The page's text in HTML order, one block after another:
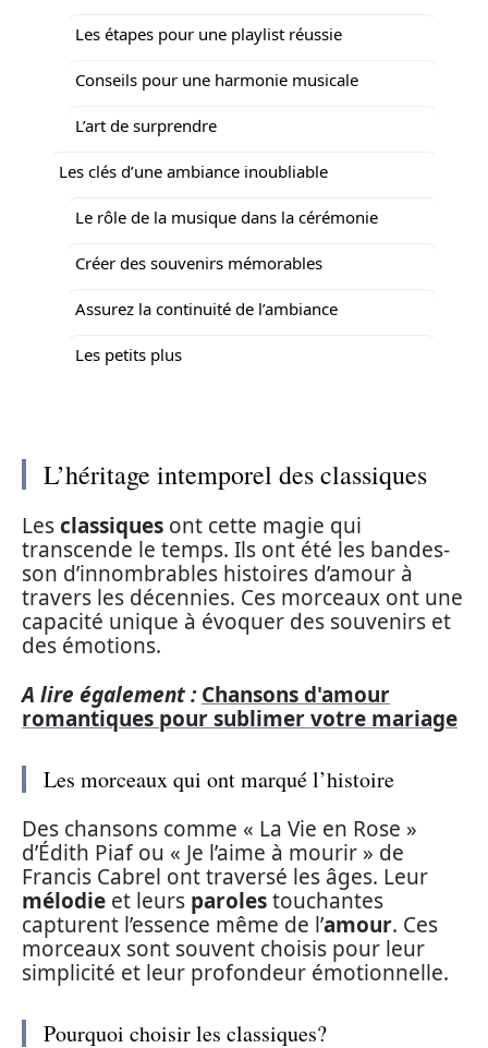
Les étapes pour une playlist réussie
Conseils pour une harmonie musicale
L’art de surprendre
Les clés d’une ambiance inoubliable
Le rôle de la musique dans la cérémonie
Créer des souvenirs mémorables
Assurez la continuité de l’ambiance
Les petits plus
L’héritage intemporel des classiques
Lesclassiques ont cette magie qui
transcende le temps. Ils ont été les bandes-
son d’innombrables histoires d’amour à
travers les décennies. Ces morceaux ont une
capacité unique à évoquer des souvenirs et
des émotions.
A lire également : Chansons d'amour
romantiques pour sublimer votre mariage
Les morceaux qui ont marqué l’histoire
Des chansons comme « La Vie en Rose »
d’Édith Piaf ou « Je l’aime à mourir » de
Francis Cabrel ont traversé les âges. Leur
mélodie et leurs parolestouchantes
capturent l’essence même de l’amour. Ces
morceaux sont souvent choisis pour leur
simplicité et leur profondeur émotionnelle.
Pourquoi choisir les classiques?